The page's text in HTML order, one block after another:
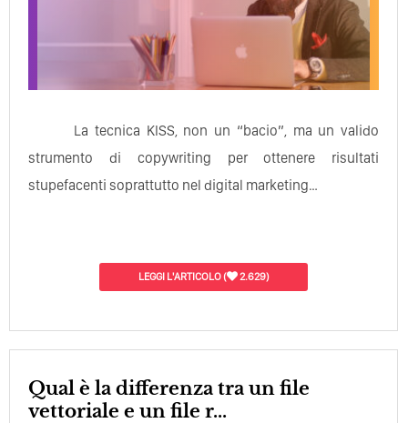
La tecnica KISS, non un “bacio”, ma un valido
strumento di copywriting per ottenere risultati
stupefacenti soprattutto nel digital marketing…
LEGGI L'ARTICOLO( 2.629)
Qual è la differenza tra un file
vettoriale e un file r...